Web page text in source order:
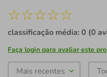
☆☆☆☆☆
classificação média: 0 (0
Faça login para avaliar este
Mais recentes